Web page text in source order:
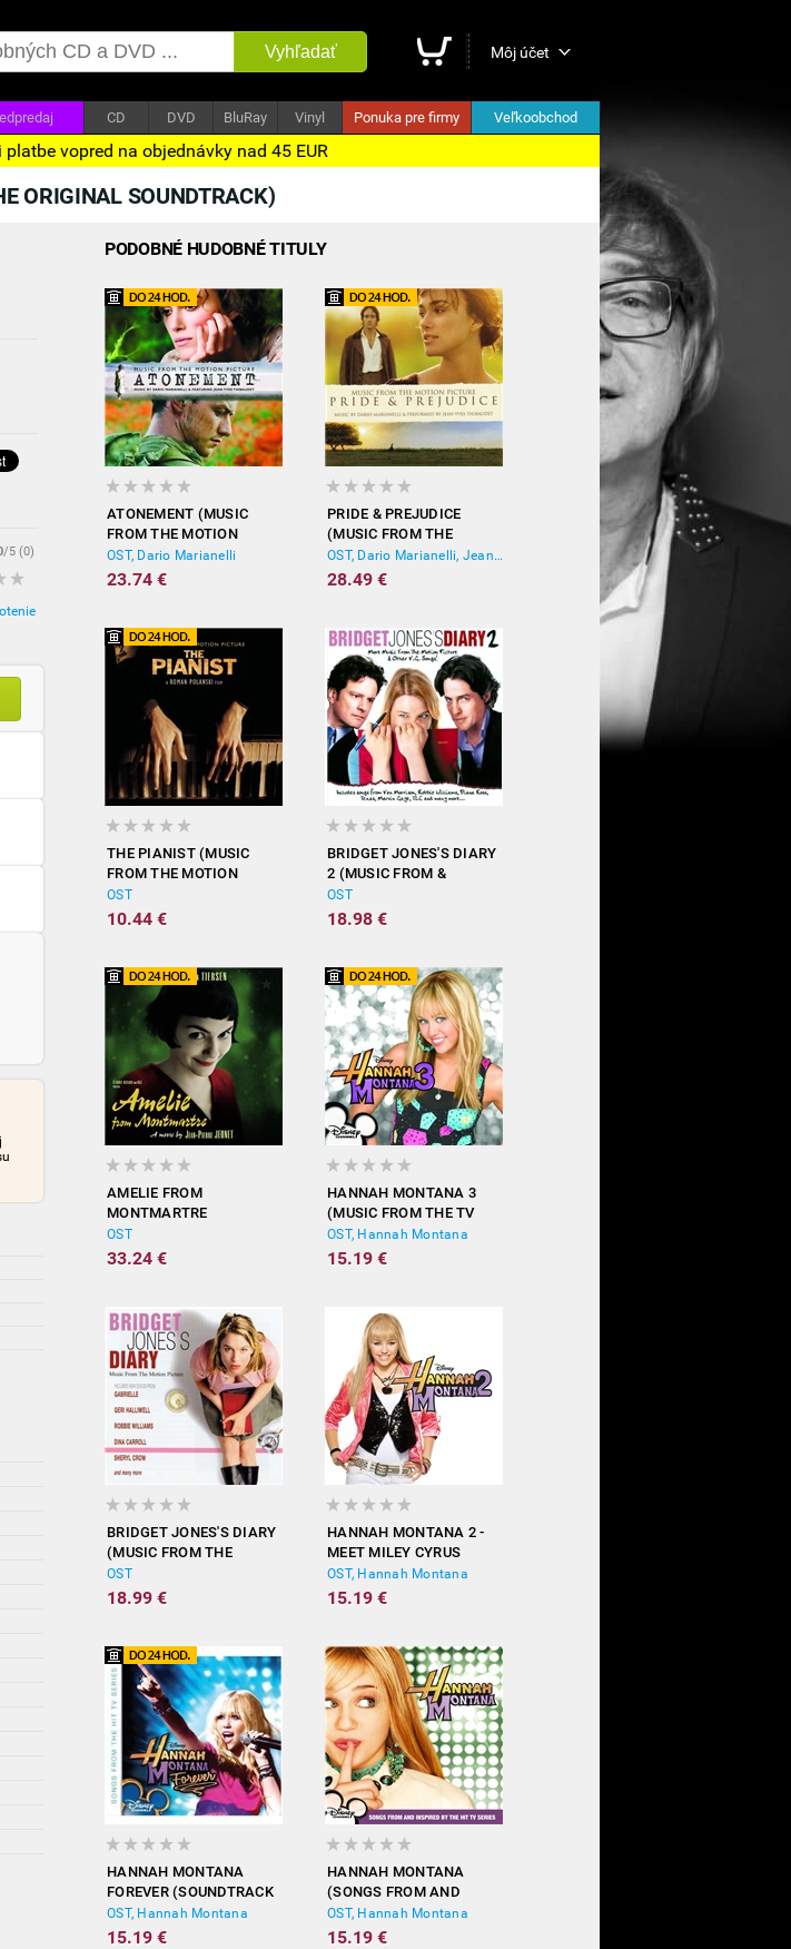
Vyhľadať Môj účet
CD DVD BluRay Vinyl Ponuka pre firmy Veľkoobchod
vopred na objednávky nad 45 EUR
ORIGINAL SOUNDTRACK)
/5 (0)
PODOBNÉ HUDOBNÉ TITULY
ATONEMENT (MUSIC
FROM THE MOTION
PICTURE)
OST, Dario Marianelli
23.74 €
PRIDE & PREJUDICE
(MUSIC FROM THE
MOTION PICTURE)
OST, Dario Marianelli, Jean-Yves Thibaudet
28.49 €
THE PIANIST (MUSIC
FROM THE MOTION
PICTURE)
OST
10.44 €
BRIDGET JONES'S DIARY
2 (MUSIC FROM &
INSPIRED BY THE
MOTION PICTURE)
OST
18.98 €
AMELIE FROM
MONTMARTRE
(ORIGINAL
SOUNDTRACK)
OST
33.24 €
HANNAH MONTANA 3
(MUSIC FROM THE TV
SHOW)
OST, Hannah Montana
15.19 €
BRIDGET JONES'S DIARY
(MUSIC FROM THE
MOTION PICTURE)
OST
18.99 €
HANNAH MONTANA 2 -
MEET MILEY CYRUS
OST, Hannah Montana
15.19 €
HANNAH MONTANA
FOREVER (SOUNDTRACK
FROM THE TV SERIES)
OST, Hannah Montana
15.19 €
HANNAH MONTANA
(SONGS FROM AND
INSPIRED BY THE HIT TV
SERIES)
OST, Hannah Montana
15.19 €